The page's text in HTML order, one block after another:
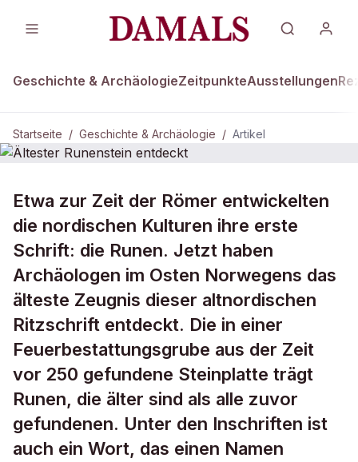
Geschichte & ArchäologieZeitpunkteAusstellungen
Startseite / Geschichte & Archäologie / Artikel
Ältester Runenstein entdeckt
Etwa zur Zeit der Römer entwickelten
die nordischen Kulturen ihre erste
Schrift: die Runen. Jetzt haben
Archäologen im Osten Norwegens das
älteste Zeugnis dieser altnordischen
Ritzschrift entdeckt. Die in einer
Feuerbestattungsgrube aus der Zeit
vor 250 gefundene Steinplatte trägt
Runen, die älter sind als alle zuvor
gefundenen. Unter den Inschriften ist
auch ein Wort, das einen Namen